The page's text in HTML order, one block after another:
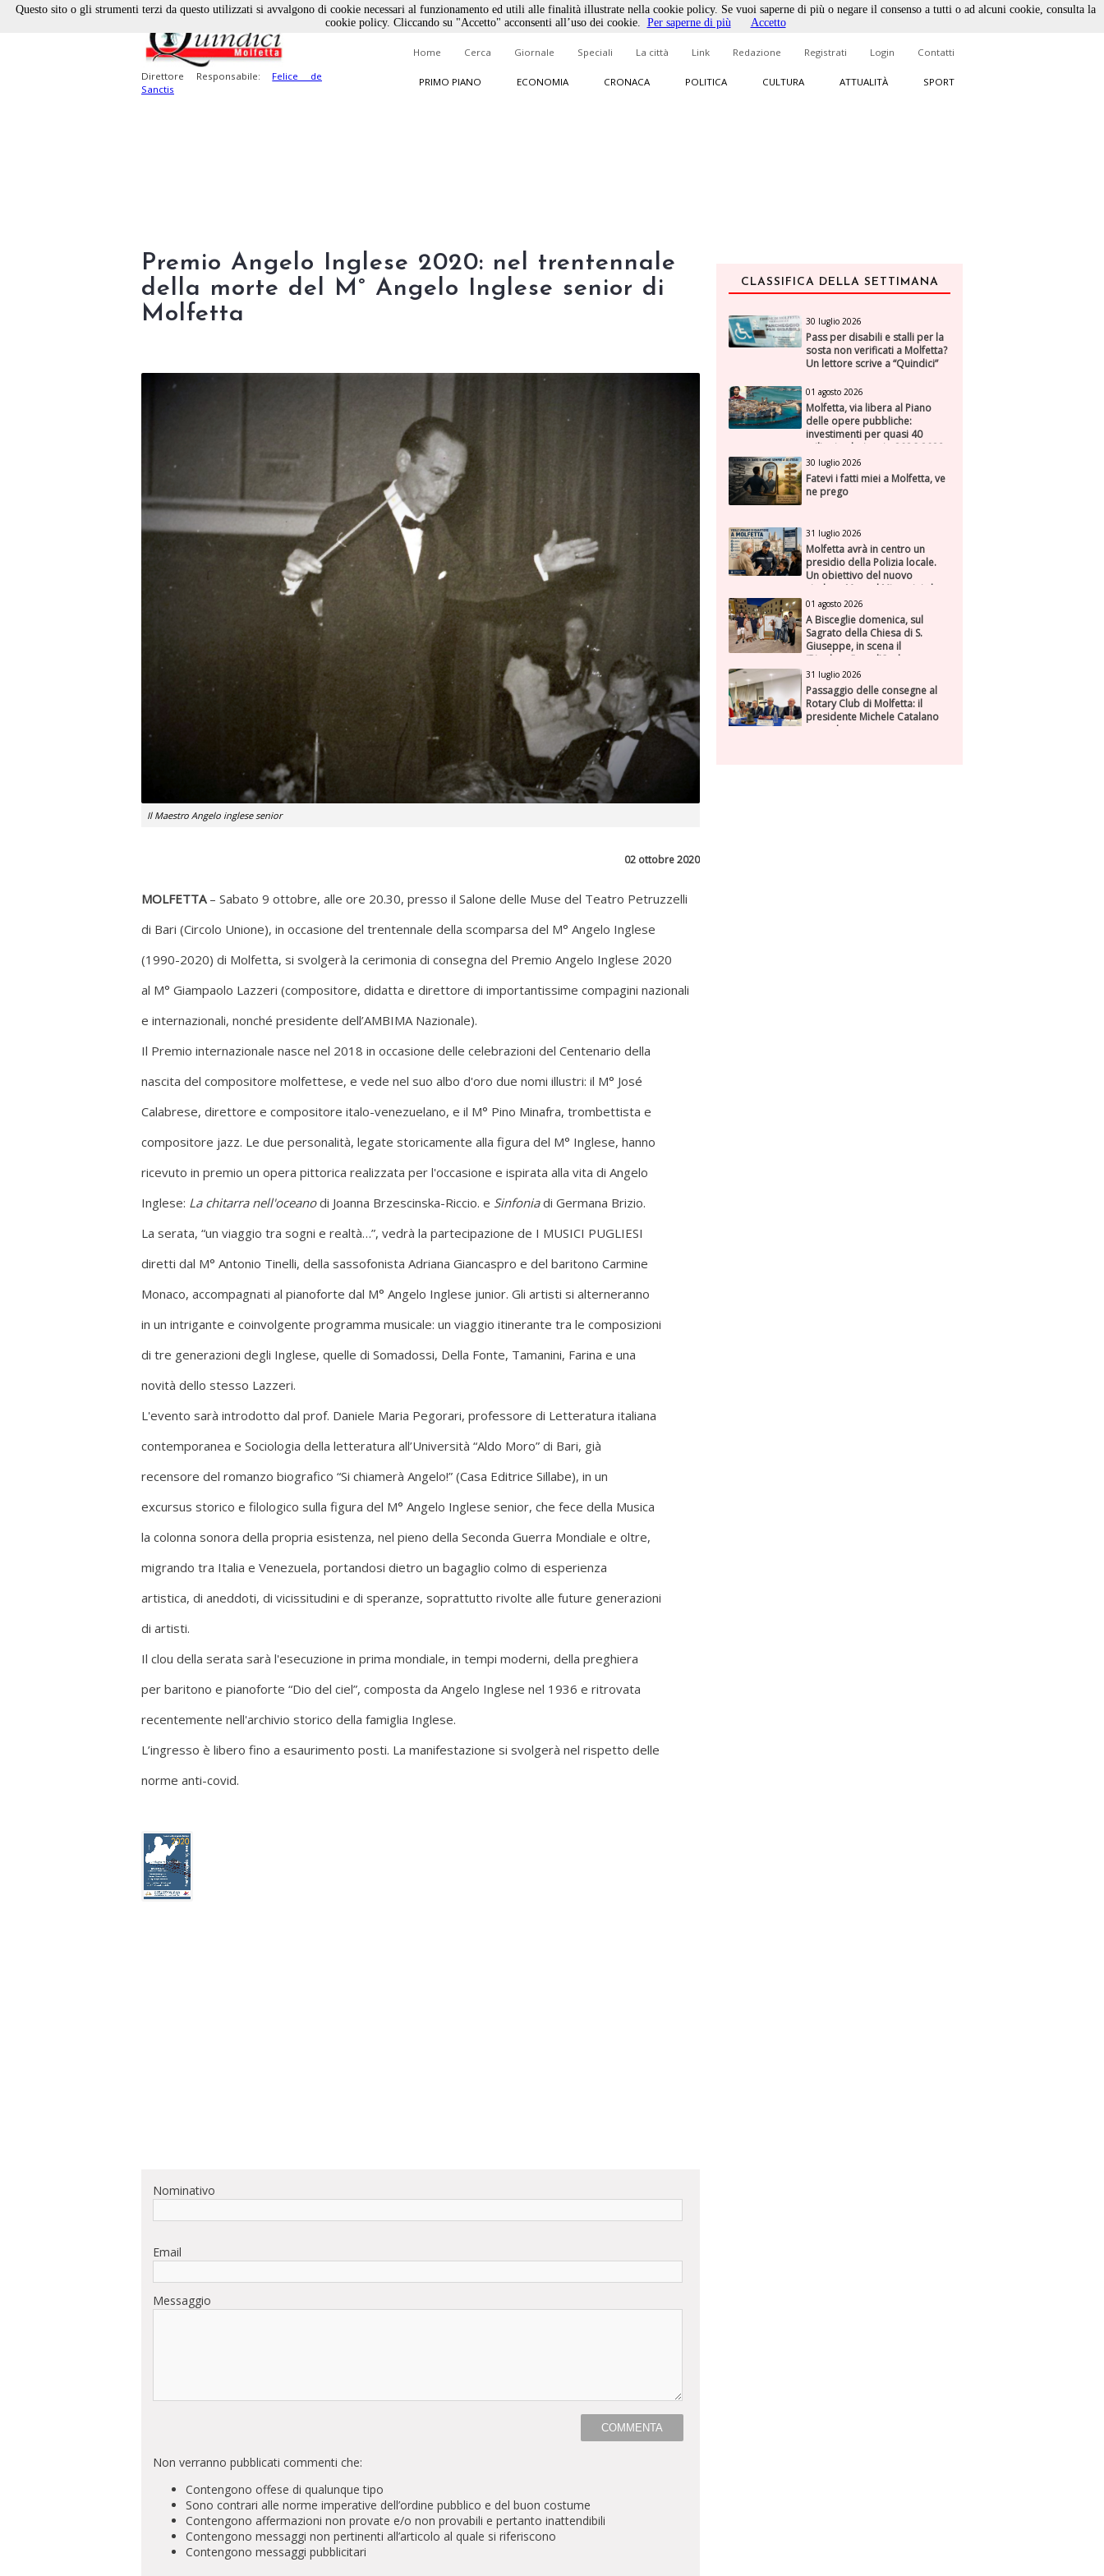
Direttore Responsabile: Felice de
Sanctis
Home Cerca Giornale Speciali La città Link Redazione Registrati Login Contatti
PRIMO PIANO ECONOMIA CRONACA POLITICA CULTURA ATTUALITÀ SPORT
Premio Angelo Inglese 2020: nel trentennale
della morte del M° Angelo Inglese senior di
Molfetta
Il Maestro Angelo inglese senior
02 ottobre 2020
MOLFETTA– Sabato 9 ottobre, alle ore 20.30, presso il Salone delle Muse del Teatro Petruzzelli
di Bari (Circolo Unione), in occasione del trentennale della scomparsa del M° Angelo Inglese
(1990-2020) di Molfetta, si svolgerà la cerimonia di consegna del Premio Angelo Inglese 2020
al M° Giampaolo Lazzeri (compositore, didatta e direttore di importantissime compagini nazionali
e internazionali, nonché presidente dell’AMBIMA Nazionale).
Il Premio internazionale nasce nel 2018 in occasione delle celebrazioni del Centenario della
nascita del compositore molfettese, e vede nel suo albo d'oro due nomi illustri: il M° José
Calabrese, direttore e compositore italo-venezuelano, e il M° Pino Minafra, trombettista e
compositore jazz. Le due personalità, legate storicamente alla figura del M° Inglese, hanno
ricevuto in premio un opera pittorica realizzata per l'occasione e ispirata alla vita di Angelo
Inglese: La chitarra nell'oceanodi Joanna Brzescinska-Riccio. e Sinfoniadi Germana Brizio.
La serata, “un viaggio tra sogni e realtà…”, vedrà la partecipazione de I MUSICI PUGLIESI
diretti dal M° Antonio Tinelli, della sassofonista Adriana Giancaspro e del baritono Carmine
Monaco, accompagnati al pianoforte dal M° Angelo Inglese junior. Gli artisti si alterneranno
in un intrigante e coinvolgente programma musicale: un viaggio itinerante tra le composizioni
di tre generazioni degli Inglese, quelle di Somadossi, Della Fonte, Tamanini, Farina e una
novità dello stesso Lazzeri.
L'evento sarà introdotto dal prof. Daniele Maria Pegorari, professore di Letteratura italiana
contemporanea e Sociologia della letteratura all’Università “Aldo Moro” di Bari, già
recensore del romanzo biografico “Si chiamerà Angelo!” (Casa Editrice Sillabe), in un
excursus storico e filologico sulla figura del M° Angelo Inglese senior, che fece della Musica
la colonna sonora della propria esistenza, nel pieno della Seconda Guerra Mondiale e oltre,
migrando tra Italia e Venezuela, portandosi dietro un bagaglio colmo di esperienza
artistica, di aneddoti, di vicissitudini e di speranze, soprattutto rivolte alle future generazioni
di artisti.
Il clou della serata sarà l'esecuzione in prima mondiale, in tempi moderni, della preghiera
per baritono e pianoforte “Dio del ciel”, composta da Angelo Inglese nel 1936 e ritrovata
recentemente nell'archivio storico della famiglia Inglese.
L’ingresso è libero fino a esaurimento posti. La manifestazione si svolgerà nel rispetto delle
norme anti-covid.
Nominativo
Email
Messaggio
Non verranno pubblicati commenti che:
Contengono offese di qualunque tipo
Sono contrari alle norme imperative dell’ordine pubblico e del buon costume
Contengono affermazioni non provate e/o non provabili e pertanto inattendibili
Contengono messaggi non pertinenti all’articolo al quale si riferiscono
Contengono messaggi pubblicitari
CLASSIFICA DELLA SETTIMANA
30 luglio 2026
Pass per disabili e stalli per la
sosta non verificati a Molfetta?
Un lettore scrive a “Quindici”
01 agosto 2026
Molfetta, via libera al Piano
delle opere pubbliche:
investimenti per quasi 40
milioni nel triennio 2026-2028
30 luglio 2026
Fatevi i fatti miei a Molfetta, ve
ne prego
31 luglio 2026
Molfetta avrà in centro un
presidio della Polizia locale.
Un obiettivo del nuovo
sindaco Manuel Minervini che
diviene realtà, con la speranza
di maggiore efficienza e
presenza sul territorio
01 agosto 2026
A Bisceglie domenica, sul
Sagrato della Chiesa di S.
Giuseppe, in scena il
“Rigoletto” con l’Orchestra
Sinfonica Federiciana
31 luglio 2026
Passaggio delle consegne al
Rotary Club di Molfetta: il
presidente Michele Catalano
succede a se stesso
Questo sito o gli strumenti terzi da questo utilizzati si avvalgono di cookie necessari al funzionamento ed utili alle finalità illustrate nella cookie policy. Se vuoi saperne di più o negare il consenso a tutti o ad alcuni cookie, consulta la
cookie policy. Cliccando su "Accetto" acconsenti all’uso dei cookie. Per saperne di più Accetto